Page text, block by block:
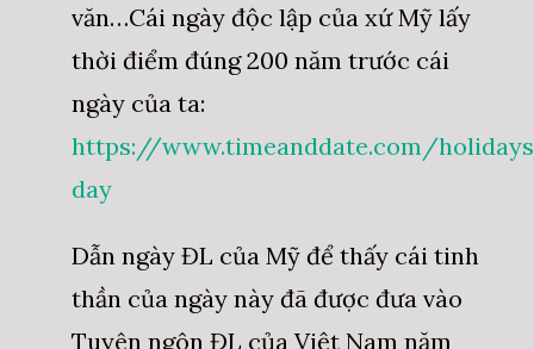
văn…Cái ngày độc lập của xứ Mỹ lấy
thời điểm đúng 200 năm trước cái
ngày của ta:
https://www.timeanddate.com/
day
Dẫn ngày ĐL của Mỹ để thấy cái tinh
thần của ngày này đã được đưa vào
Tuyên ngôn ĐL của Việt Nam năm